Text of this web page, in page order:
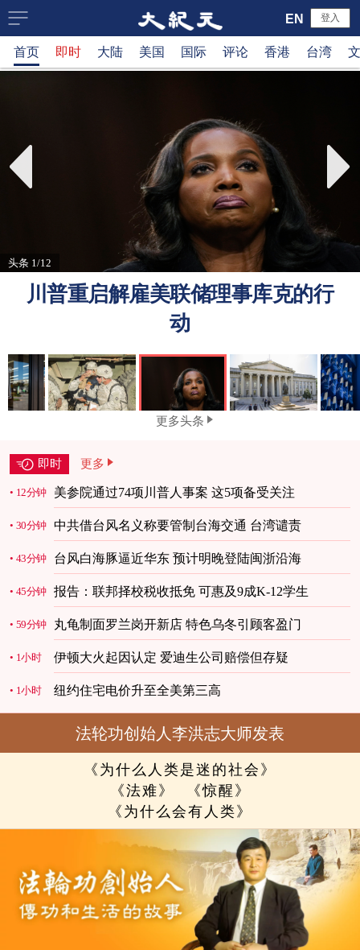
大
纪
新
网
登入
EN
首页 即时 大陆 美国 国际 评论 香港 台湾
头条 1/12
川普重启解雇美联储理事库克的行
动
更多头条
即时 更多
12分钟 美参院通过74项川普人事案 这5项备受关注
30分钟 中共借台风名义称要管制台海交通 台湾谴责
43分钟 台风白海豚逼近华东 预计明晚登陆闽浙沿海
45分钟 报告：联邦择校税收抵免 可惠及9成K-12学生
59分钟 丸龟制面罗兰岗开新店 特色乌冬引顾客盈门
1小时 伊顿大火起因认定 爱迪生公司赔偿但存疑
1小时 纽约住宅电价升至全美第三高
法轮功创始人李洪志大师发表
《为什么人类是迷的社会》
《法难》
《惊醒》
《为什么会有人类》